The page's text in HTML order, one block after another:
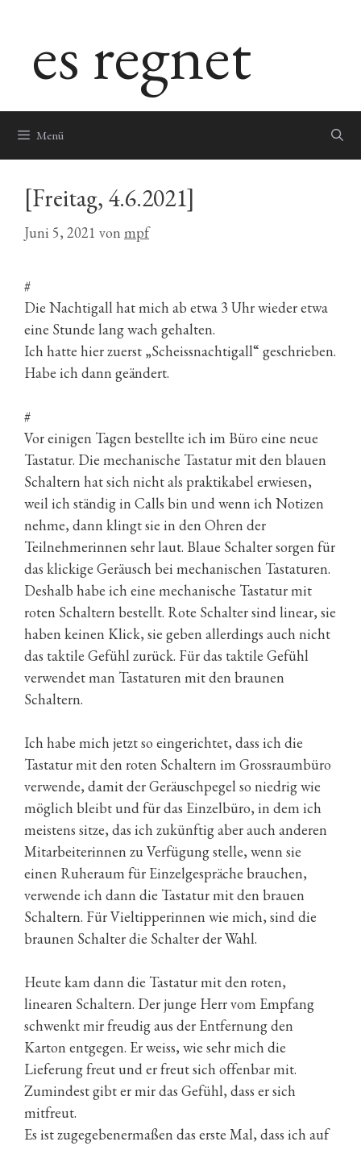
springenes regnet
Menü
[Freitag, 4.6.2021]
Juni 5, 2021 von mpf
#
Die Nachtigall hat mich ab etwa 3 Uhr wieder etwa
eine Stunde lang wach gehalten.
Ich hatte hier zuerst „Scheissnachtigall“ geschrieben.
Habe ich dann geändert.
#
Vor einigen Tagen bestellte ich im Büro eine neue
Tastatur. Die mechanische Tastatur mit den blauen
Schaltern hat sich nicht als praktikabel erwiesen,
weil ich ständig in Calls bin und wenn ich Notizen
nehme, dann klingt sie in den Ohren der
Teilnehmerinnen sehr laut. Blaue Schalter sorgen für
das klickige Geräusch bei mechanischen Tastaturen.
Deshalb habe ich eine mechanische Tastatur mit
roten Schaltern bestellt. Rote Schalter sind linear, sie
haben keinen Klick, sie geben allerdings auch nicht
das taktile Gefühl zurück. Für das taktile Gefühl
verwendet man Tastaturen mit den braunen
Schaltern.
Ich habe mich jetzt so eingerichtet, dass ich die
Tastatur mit den roten Schaltern im Grossraumbüro
verwende, damit der Geräuschpegel so niedrig wie
möglich bleibt und für das Einzelbüro, in dem ich
meistens sitze, das ich zukünftig aber auch anderen
Mitarbeiterinnen zu Verfügung stelle, wenn sie
einen Ruheraum für Einzelgespräche brauchen,
verwende ich dann die Tastatur mit den brauen
Schaltern. Für Vieltipperinnen wie mich, sind die
braunen Schalter die Schalter der Wahl.
Heute kam dann die Tastatur mit den roten,
linearen Schaltern. Der junge Herr vom Empfang
schwenkt mir freudig aus der Entfernung den
Karton entgegen. Er weiss, wie sehr mich die
Lieferung freut und er freut sich offenbar mit.
Zumindest gibt er mir das Gefühl, dass er sich
mitfreut.
Es ist zugegebenermaßen das erste Mal, dass ich auf